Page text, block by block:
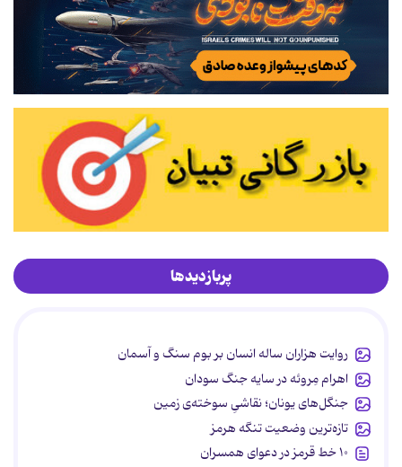
پربازدیدها
روایت هزاران ساله انسان بر بوم سنگ و آسمان
اهرام مِروئه در سایه جنگ سودان
جنگل‌های یونان؛ نقاشیِ سوخته‌ی زمین
تازه‌ترین وضعیت تنگه هرمز
۱۰ خط قرمز در دعوای همسران